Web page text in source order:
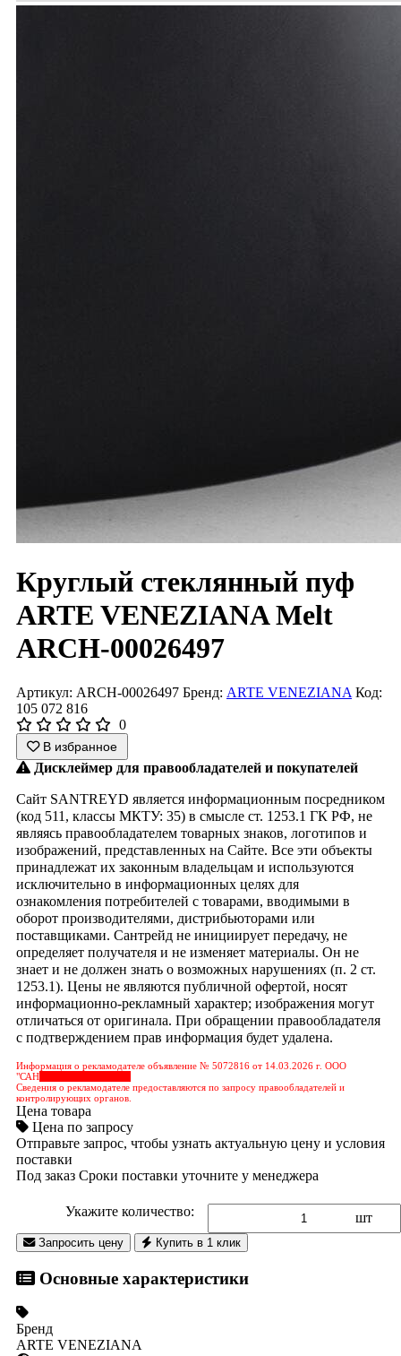
Круглый стеклянный пуф
ARTE VENEZIANA Melt
ARCH-00026497
Артикул: ARCH-00026497 Бренд: ARTE VENEZIANA Код:
105 072 816
0
В избранное
Дисклеймер для правообладателей и покупателей
Сайт SANTREYD является информационным посредником
(код 511, классы МКТУ: 35) в смысле ст. 1253.1 ГК РФ, не
являясь правообладателем товарных знаков, логотипов и
изображений, представленных на Сайте. Все эти объекты
принадлежат их законным владельцам и используются
исключительно в информационных целях для
ознакомления потребителей с товарами, вводимыми в
оборот производителями, дистрибьюторами или
поставщиками. Сантрейд не инициирует передачу, не
определяет получателя и не изменяет материалы. Он не
знает и не должен знать о возможных нарушениях (п. 2 ст.
1253.1). Цены не являются публичной офертой, носят
информационно-рекламный характер; изображения могут
отличаться от оригинала. При обращении правообладателя
с подтверждением прав информация будет удалена.
Информация о рекламодателе объявление № 5072816 от 14.03.2026 г. ООО
"САН
Сведения о рекламодателе предоставляются по запросу правообладателей и
контролирующих органов.
Цена товара
Цена по запросу
Отправьте запрос, чтобы узнать актуальную цену и условия
поставки
Под заказ Сроки поставки уточните у менеджера
Укажите количество: шт
Запросить цену Купить в 1 клик
Основные характеристики
Бренд
ARTE VENEZIANA